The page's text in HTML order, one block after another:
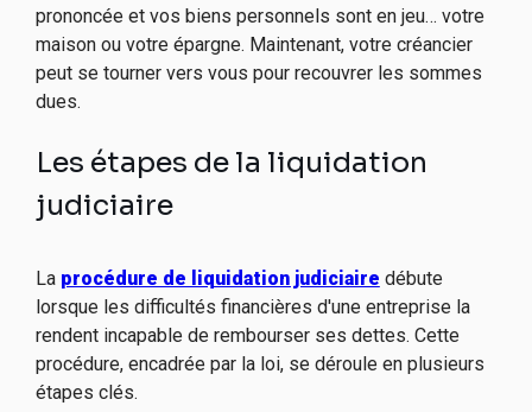
prononcée et vos biens personnels sont en jeu… votre
maison ou votre épargne. Maintenant, votre créancier
peut se tourner vers vous pour recouvrer les sommes
dues.
Les étapes de la liquidation
judiciaire
La procédure de liquidation judiciaire débute
lorsque les difficultés financières d'une entreprise la
rendent incapable de rembourser ses dettes. Cette
procédure, encadrée par la loi, se déroule en plusieurs
étapes clés.